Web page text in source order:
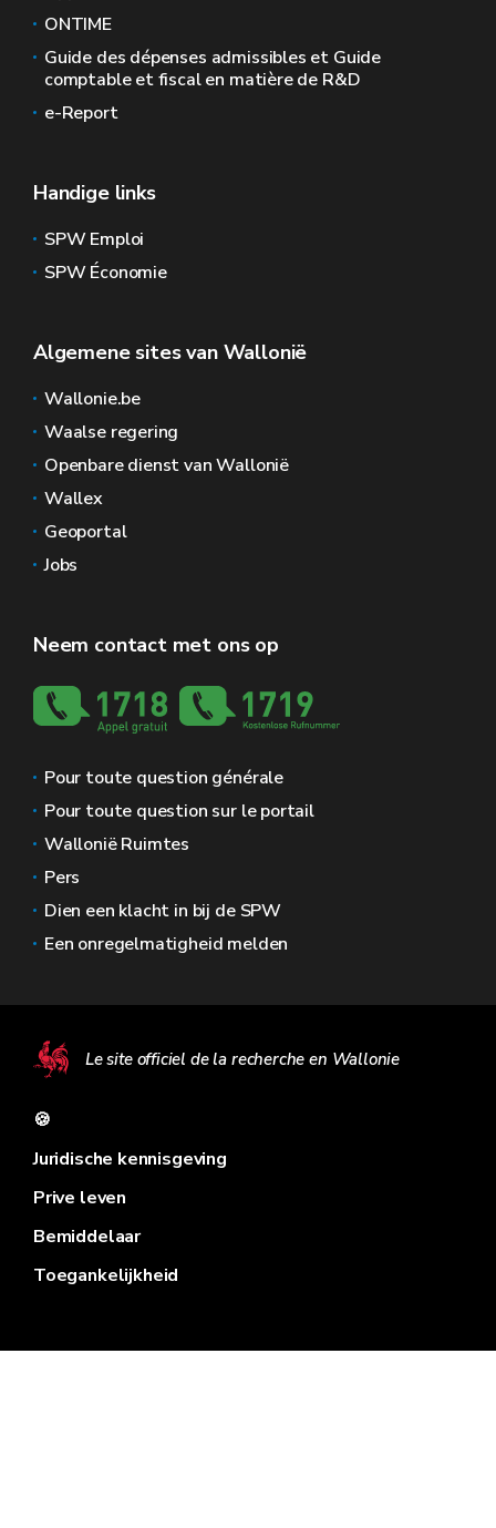
ONTIME
Guide des dépenses admissibles et Guide
comptable et fiscal en matière de R&D
e-Report
Handige links
SPW Emploi
SPW Économie
Algemene sites van Wallonië
Wallonie.be
Waalse regering
Openbare dienst van Wallonië
Wallex
Geoportal
Jobs
Neem contact met ons op
Pour toute question générale
Pour toute question sur le portail
Wallonië Ruimtes
Pers
Dien een klacht in bij de SPW
Een onregelmatigheid melden
Le site officiel de la recherche en Wallonie
🍪
Juridische kennisgeving
Prive leven
Bemiddelaar
Toegankelijkheid